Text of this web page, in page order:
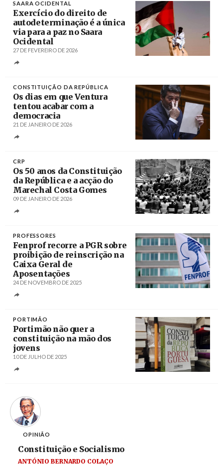
SAARA OCIDENTAL
Exercício do direito de
autodeterminação é a única
via para a paz no Saara
Ocidental
27 DE FEVEREIRO DE 2026
CONSTITUIÇÃO DA REPÚBLICA
Os dias em que Ventura
tentou acabar com a
democracia
21 DE JANEIRO DE 2026
CRP
Os 50 anos da Constituição
da República e a acção do
Marechal Costa Gomes
09 DE JANEIRO DE 2026
PROFESSORES
Fenprof recorre a PGR sobre
proibição de reinscrição na
Caixa Geral de
Aposentações
24 DE NOVEMBRO DE 2025
PORTIMÃO
Portimão não quer a
constituição na mão dos
jovens
10 DE JULHO DE 2025
OPINIÃO
Constituição e Socialismo
ANTÓNIO BERNARDO COLAÇO